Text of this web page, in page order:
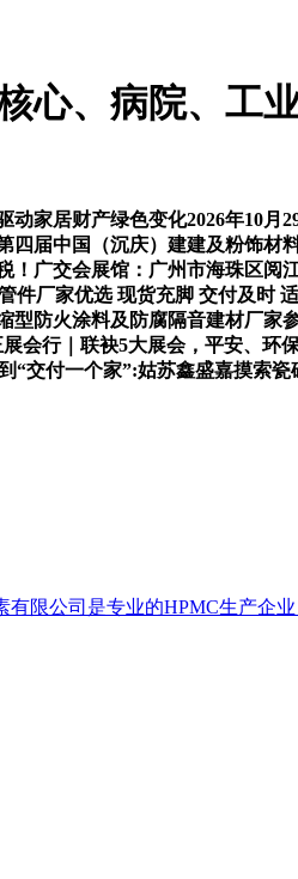
心、病院、工
居财产绿色变化2026年10月
四届中国（沉庆）建建及粉饰
！广交会展馆：广州市海珠区
件厂家优选 现货充脚 交付及时
型防火涂料及防腐隔音建材厂
会行｜联袂5大展会，平安、
“交付一个家”:姑苏鑫盛嘉摸索
有限公司是专业的HPMC生产企